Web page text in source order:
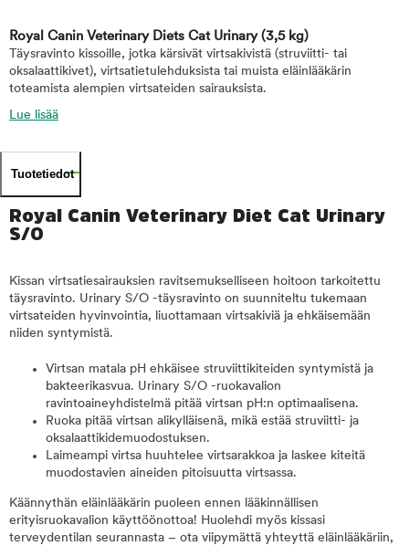
Royal Canin Veterinary Diets Cat Urinary (3,5 kg)
Täysravinto kissoille, jotka kärsivät virtsakivistä (struviitti- tai
oksalaattikivet), virtsatietulehduksista tai muista eläinlääkärin
toteamista alempien virtsateiden sairauksista.
Lue lisää
Tuotetiedot
Royal Canin Veterinary Diet Cat Urinary
S/O
Kissan virtsatiesairauksien ravitsemukselliseen hoitoon tarkoitettu
täysravinto. Urinary S/O -täysravinto on suunniteltu tukemaan
virtsateiden hyvinvointia, liuottamaan virtsakiviä ja ehkäisemään
niiden syntymistä.
Virtsan matala pH ehkäisee struviittikiteiden syntymistä ja
bakteerikasvua. Urinary S/O -ruokavalion
ravintoaineyhdistelmä pitää virtsan pH:n optimaalisena.
Ruoka pitää virtsan alikylläisenä, mikä estää struviitti- ja
oksalaattikidemuodostuksen.
Laimeampi virtsa huuhtelee virtsarakkoa ja laskee kiteitä
muodostavien aineiden pitoisuutta virtsassa.
Käännythän eläinlääkärin puoleen ennen lääkinnällisen
erityisruokavalion käyttöönottoa! Huolehdi myös kissasi
terveydentilan seurannasta – ota viipymättä yhteyttä eläinlääkäriin,